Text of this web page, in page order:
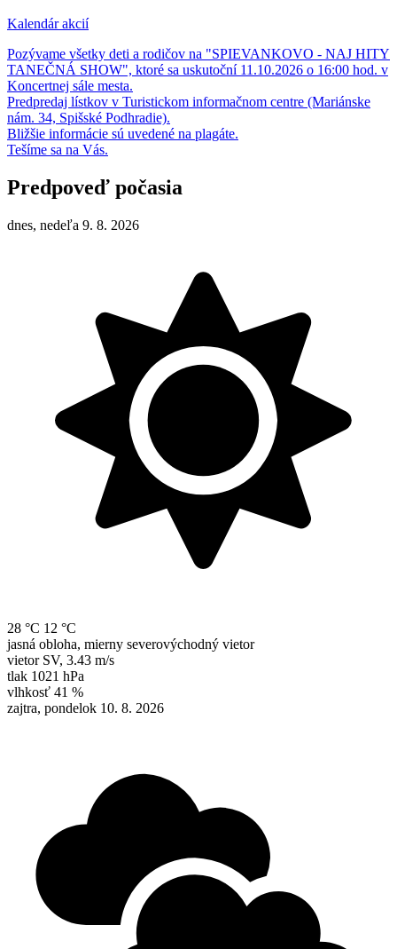
Kalendár akcií
Pozývame všetky deti a rodičov na "SPIEVANKOVO - NAJ HITY
TANEČNÁ SHOW", ktoré sa uskutoční 11.10.2026 o 16:00 hod. v
Koncertnej sále mesta.
Predpredaj lístkov v Turistickom informačnom centre (Mariánske
nám. 34, Spišské Podhradie).
Bližšie informácie sú uvedené na plagáte.
Tešíme sa na Vás.
Predpoveď počasia
dnes, nedeľa 9. 8. 2026
28 °C 12 °C
jasná obloha, mierny severovýchodný vietor
vietor SV, 3.43 m/s
tlak 1021 hPa
vlhkosť 41 %
zajtra, pondelok 10. 8. 2026